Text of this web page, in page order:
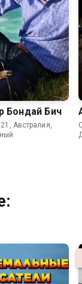
Бондай Бич
Австралия,